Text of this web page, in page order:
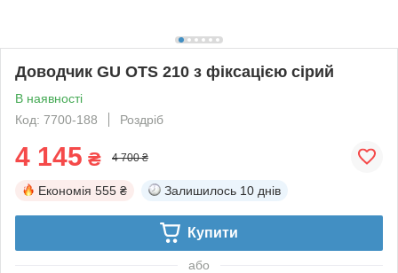
Доводчик GU OTS 210 з фіксацією сірий
В наявності
Код: 7700-188
Роздріб
4 145 ₴ 4 700 ₴
Економія 555 ₴ Залишилось 10 днів
Купити
або